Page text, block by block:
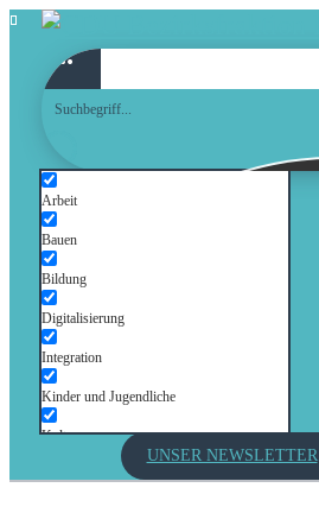
Arbeit
Bauen
Bildung
Digitalisierung
Integration
Kinder und Jugendliche
Kultur
UNSER NEWSLETTER